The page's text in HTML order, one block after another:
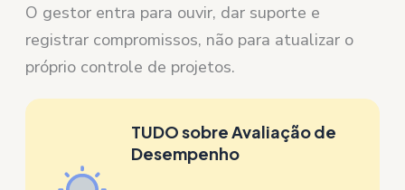
O gestor entra para ouvir, dar suporte e
registrar compromissos, não para atualizar o
próprio controle de projetos.
TUDO sobre Avaliação de
Desempenho